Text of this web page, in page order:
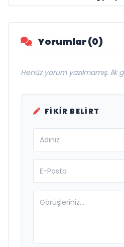
Yorumlar (0)
Henüz yorum yazılmamış. İlk
FIKIR BELIRT